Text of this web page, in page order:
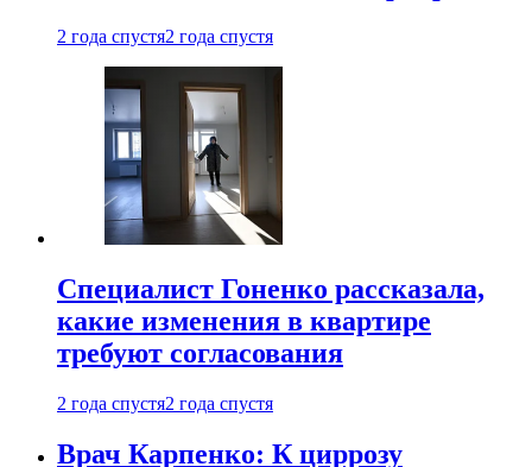
2 года спустя2 года спустя
Специалист Гоненко рассказала,
какие изменения в квартире
требуют согласования
2 года спустя2 года спустя
Врач Карпенко: К циррозу